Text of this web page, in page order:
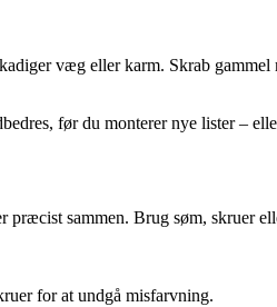
væg eller karm. Skrab
før du monterer nye lister –
præcist sammen. Brug søm, skruer
for at undgå misfarvning.